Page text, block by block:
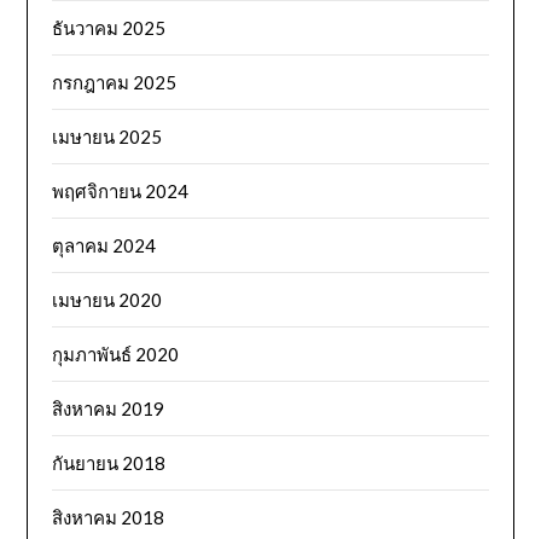
ธันวาคม 2025
กรกฎาคม 2025
เมษายน 2025
พฤศจิกายน 2024
ตุลาคม 2024
เมษายน 2020
กุมภาพันธ์ 2020
สิงหาคม 2019
กันยายน 2018
สิงหาคม 2018